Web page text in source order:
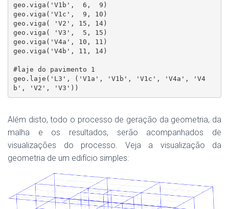
geo.viga('V1b',  6,  9)
geo.viga('V1c',  9, 10)
geo.viga( 'V2', 15, 14)
geo.viga( 'V3',  5, 15)
geo.viga('V4a', 10, 11)
geo.viga('V4b', 11, 14)
#laje do pavimento 1
geo.laje('L3', ('V1a', 'V1b', 'V1c', 'V4a', 'V4
b', 'V2', 'V3'))
Além disto, todo o processo de geração da geometria, da
malha e os resultados, serão acompanhados de
visualizações do processo. Veja a visualização da
geometria de um edifício simples: